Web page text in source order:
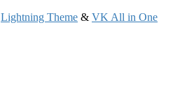
Lightning Theme & VK All in One